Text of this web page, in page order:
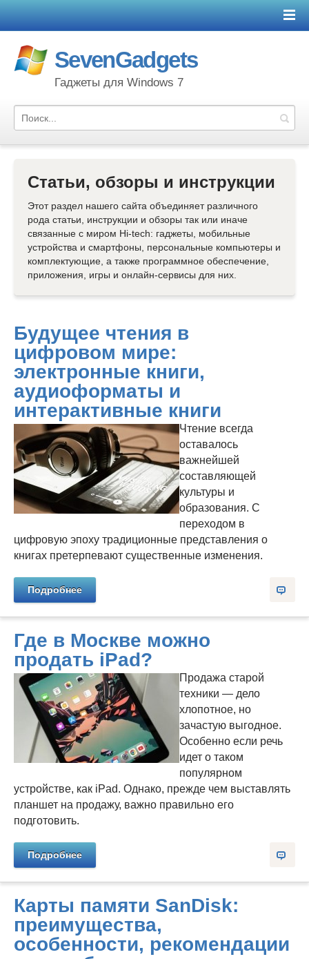
SevenGadgets
Гаджеты для Windows 7
Статьи, обзоры и инструкции
Этот раздел нашего сайта объединяет различного
рода статьи, инструкции и обзоры так или иначе
связанные с миром Hi-tech: гаджеты, мобильные
устройства и смартфоны, персональные компьютеры и
комплектующие, а также программное обеспечение,
приложения, игры и онлайн-сервисы для них.
Будущее чтения в
цифровом мире:
электронные книги,
аудиоформаты и
интерактивные книги
Чтение всегда
оставалось
важнейшей
составляющей
культуры и
образования. С
переходом в
цифровую эпоху традиционные представления о
книгах претерпевают существенные изменения.
Подробнее
Где в Москве можно
продать iPad?
Продажа старой
техники — дело
хлопотное, но
зачастую выгодное.
Особенно если речь
идет о таком
популярном
устройстве, как iPad. Однако, прежде чем выставлять
планшет на продажу, важно правильно его
подготовить.
Подробнее
Карты памяти SanDisk:
преимущества,
особенности, рекомендации